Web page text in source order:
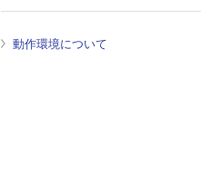
動作環境について